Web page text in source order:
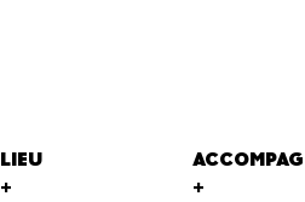
LIEU
+
+